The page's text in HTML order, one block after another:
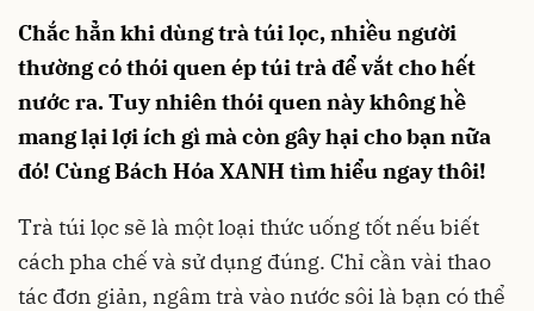
Chắc hẳn khi dùng trà túi lọc, nhiều người
thường có thói quen ép túi trà để vắt cho hết
nước ra. Tuy nhiên thói quen này không hề
mang lại lợi ích gì mà còn gây hại cho bạn nữa
đó! Cùng Bách Hóa XANH tìm hiểu ngay thôi!
Trà túi lọc sẽ là một loại thức uống tốt nếu biết
cách pha chế và sử dụng đúng. Chỉ cần vài thao
tác đơn giản, ngâmtrà vào nước sôi là bạn có thể
Hủy Gửi